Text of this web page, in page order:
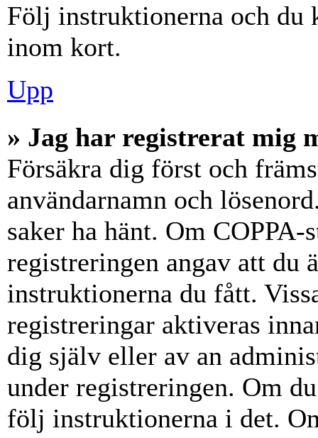
Följ instruktionerna och du
inom kort.
Upp
» Jag har registrerat mig
Försäkra dig först och
användarnamn och
saker ha hänt. Om
registreringen angav att du
instruktionerna du fått.
registreringar aktiveras
dig själv eller av an
under registreringen. Om
följ instruktionerna i det.